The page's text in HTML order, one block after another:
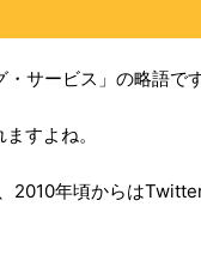
サービス」の略語です
すよね。
2010年頃からは